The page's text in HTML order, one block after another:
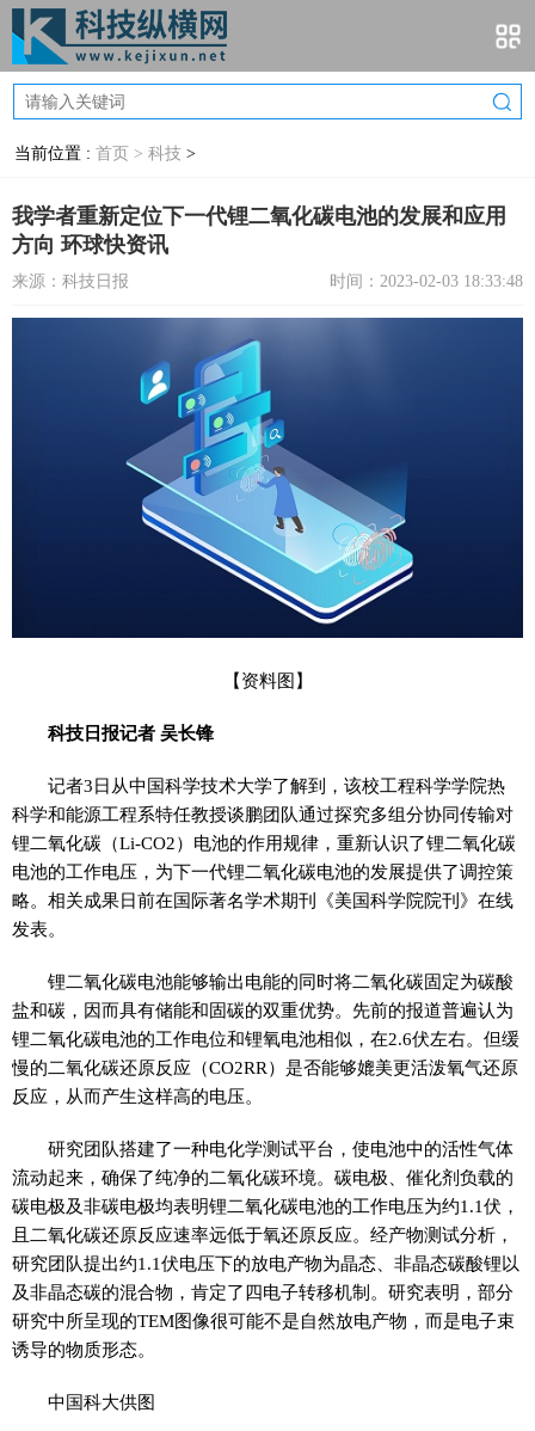
当前位置 : 首页 > 科技 >
我学者重新定位下一代锂二氧化碳电池的发展和应用
方向 环球快资讯
来源：科技日报 时间：2023-02-03 18:33:48
【资料图】
科技日报记者 吴长锋
记者3日从中国科学技术大学了解到，该校工程科学学院热
科学和能源工程系特任教授谈鹏团队通过探究多组分协同传输对
锂二氧化碳（Li-CO2）电池的作用规律，重新认识了锂二氧化碳
电池的工作电压，为下一代锂二氧化碳电池的发展提供了调控策
略。相关成果日前在国际著名学术期刊《美国科学院院刊》在线
发表。
锂二氧化碳电池能够输出电能的同时将二氧化碳固定为碳酸
盐和碳，因而具有储能和固碳的双重优势。先前的报道普遍认为
锂二氧化碳电池的工作电位和锂氧电池相似，在2.6伏左右。但缓
慢的二氧化碳还原反应（CO2RR）是否能够媲美更活泼氧气还原
反应，从而产生这样高的电压。
研究团队搭建了一种电化学测试平台，使电池中的活性气体
流动起来，确保了纯净的二氧化碳环境。碳电极、催化剂负载的
碳电极及非碳电极均表明锂二氧化碳电池的工作电压为约1.1伏，
且二氧化碳还原反应速率远低于氧还原反应。经产物测试分析，
研究团队提出约1.1伏电压下的放电产物为晶态、非晶态碳酸锂以
及非晶态碳的混合物，肯定了四电子转移机制。研究表明，部分
研究中所呈现的TEM图像很可能不是自然放电产物，而是电子束
诱导的物质形态。
中国科大供图